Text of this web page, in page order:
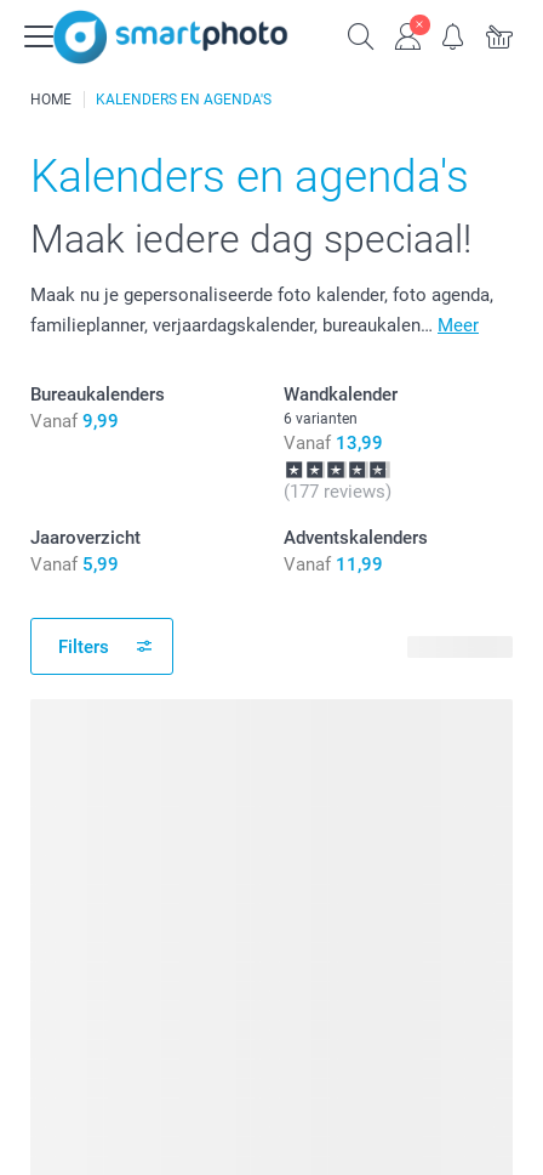
HOME KALENDERS EN AGENDA'S
Kalenders en agenda's
Maak iedere dag speciaal!
Maak nu je gepersonaliseerde foto kalender, foto agenda,
familieplanner, verjaardagskalender, bureaukalen… Meer
Bureaukalenders
Vanaf 9,99
Wandkalender
6 varianten
Vanaf 13,99
(177 reviews)
Jaaroverzicht
Vanaf 5,99
Adventskalenders
Vanaf 11,99
Filters